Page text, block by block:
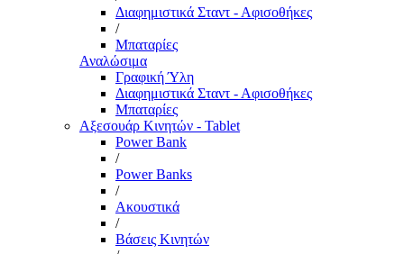
Διαφημιστικά Σταντ - Αφισοθήκες
/
Μπαταρίες
Αναλώσιμα
Γραφική Ύλη
Διαφημιστικά Σταντ - Αφισοθήκες
Μπαταρίες
Αξεσουάρ Κινητών - Tablet
Power Bank
/
Power Banks
/
Ακουστικά
/
Βάσεις Κινητών